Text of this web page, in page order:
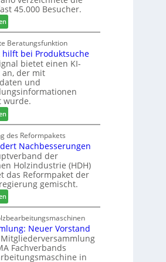
n
t
a
g
e
r
u
n
d
-
V
e
r
b
i
n
d
e
r
-
A
k
t
i
o
n
s
w
o
c
h
e
n
2
0
2
6
45.000 Besucher.
:
M
a
T
e
c
m
e
l
d
e
t
B
e
s
u
c
h
e
r
z
a
h
Beratungsfunktion
hilft bei Produktsuche
bietet einen KI-
an, der mit
und
wurde.
:
C
h
a
t
b
o
t
h
i
l
t
b
des Reformpakets
Nachbesserungen
der
Holzindustrie (HDH)
das Reformpaket der
gemischt.
:
H
D
H
f
o
r
Neuer Vorstand
Fachverbands
in